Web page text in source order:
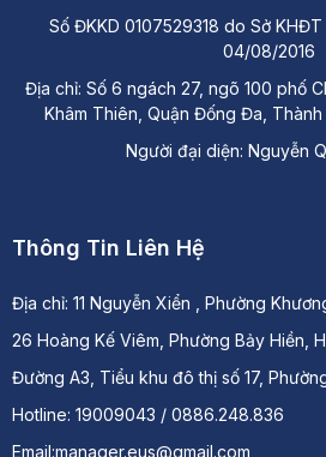
Thông Tin Liên Hệ
Địa chỉ: 11 Nguyễn Xiển , Phường
26 Hoàng Kế Viêm, Phường Bảy Hiền,
Đường A3, Tiểu khu đô thị số 17,
Hotline: 19009043 / 0886.248.836
Email:manager.eus@gmail.com
Số ĐKKD 0107529318 do Sở
04/08/2016
Địa chỉ: Số 6 ngách 27, ngõ 100 phố
Khâm Thiên, Quận Đống Đa, Thành
Người đại diện: Nguyễn